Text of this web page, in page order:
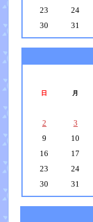
23
24
30
31
日 月
2
3
9
10
16
17
23
24
30
31